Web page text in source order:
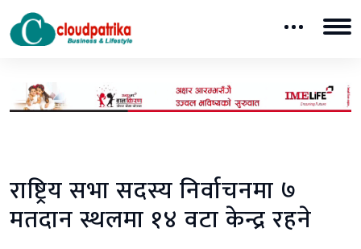
राष्ट्रिय सभा सदस्य निर्वाचनमा ७
मतदान स्थलमा १४ वटा केन्द्र रहने